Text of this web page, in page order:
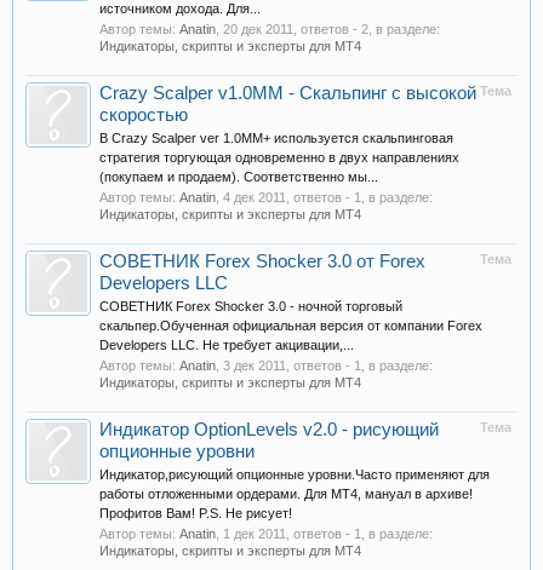
источником дохода. Для...
Автор темы: Anatin 20 дек 2011
, ответов - 2, в разделе:
Индикаторы, скрипты и эксперты для МТ4
Тема
Crazy Scalper v1.0MM - Скальпинг с высокой
скоростью
В Crazy Scalper ver 1.0MM+ используется скальпинговая
стратегия торгующая одновременно в двух направлениях
(покупаем и продаем). Соответственно мы...
Автор темы: Anatin 4 дек 2011
, ответов - 1, в разделе:
Индикаторы, скрипты и эксперты для МТ4
Тема
СОВЕТНИК Forex Shocker 3.0 от Forex
Developers LLC
СОВЕТНИК Forex Shocker 3.0 - ночной торговый
скальпер.Обученная официальная версия от компании Forex
Developers LLC. Не требует акцивации,...
Автор темы: Anatin 3 дек 2011
, ответов - 1, в разделе:
Индикаторы, скрипты и эксперты для МТ4
Тема
Индикатор OptionLevels v2.0 - рисующий
опционные уровни
Индикатор,рисующий опционные уровни.Часто применяют для
работы отложенными ордерами. Для МТ4, мануал в архиве!
Профитов Вам! P.S. Не рисует!
Автор темы: Anatin 1 дек 2011
, ответов - 1, в разделе:
Индикаторы, скрипты и эксперты для МТ4